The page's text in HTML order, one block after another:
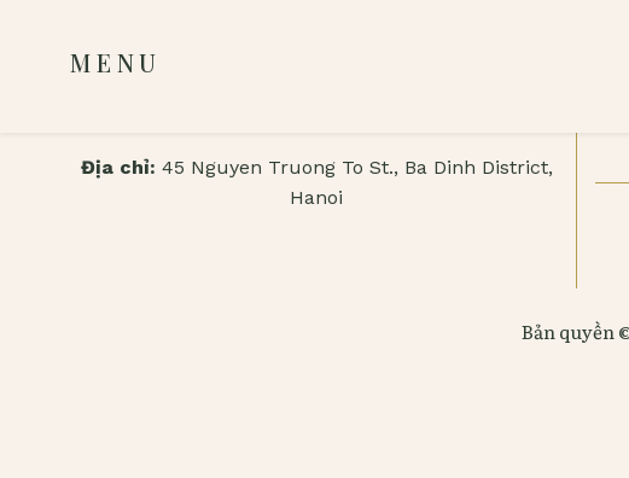
MENU
Địa chỉ: 45 Nguyen Truong To St., Ba Dinh District,
Hanoi
Bản quyền